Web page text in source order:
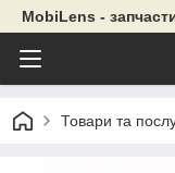
MobiLens -
Товари та